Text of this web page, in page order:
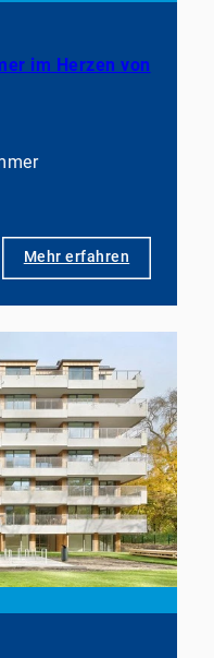
im Herzen von
Mehr erfahren